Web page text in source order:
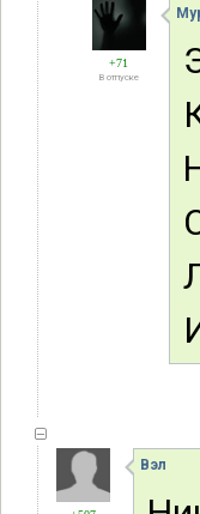
+71
В отпуске
Вэл